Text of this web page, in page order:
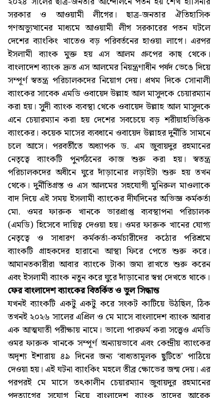
সরকার ও আওয়ামী লীগের। ছাত্র-জনতার ঐতিহাসিক
গণঅভ্যুত্থানের মাধ্যমে আওয়ামী লীগ সরকারের পতন ঘটলে
দেশের ব্যাংকিং খাতেও বড় পরিবর্তনের হাওয়া লাগে। এরপর
ইসলামী ব্যাংক মুক্ত হয় এস আলম গ্রুপের কাছ থেকে।
বাংলাদেশ ব্যাংক দ্রুত এস আলমের নিয়ন্ত্রণাধীন পর্ষদ ভেঙে দিয়ে
সম্পূর্ণ স্বতন্ত্র পরিচালকদের নিয়োগ দেয়। প্রথম দিকে সোনালী
ব্যাংকের সাবেক এমডি ওবায়েদ উল্লাহ আল মাসুদকে চেয়ারম্যান
করা হয়। সুুদী ব্যাংক ব্যবস্থা থেকে ওবায়েদ উল্লাহ আল মাসুদকে
এনে চেয়ারম্যান করা হয় দেশের সবচেয়ে বড় শরীয়াহভিত্তিক
ব্যাংকের। কয়েক মাসের ব্যবধানে ওবায়েদ উল্লাহর দুর্নীতি সামনে
চলে আসে। পরবর্তীতে অধ্যাপক ড. এম জুবায়দুর রহমানের
নেতৃত্বে ব্যাংকটি পুনর্গঠনের কাজ শুরু করা হয়। স্বতন্ত্র
পরিচালকদের অধীনে ঘুরে দাঁড়ানোর লড়াইটা শুরু হয় তখন
থেকে। দুর্নীতিগ্রস্ত ও এস আলমের সহযোগী মুনিরুল মাওলাকে
বাদ দিয়ে এই সময় ইসলামী ব্যাংকের দীর্ঘদিনের অভিজ্ঞ কর্মকর্তা
মো. ওমর ফারুক খানকে ভারপ্রাপ্ত ব্যবস্থাপনা পরিচালক
(এমডি) হিসেবে দায়িত্ব দেওয়া হয়। ওমর ফারুক খানের যোগ্য
নেতৃত্বে ও সাধারণ কর্মকর্তা-কর্মচারীদের কঠোর পরিশ্রমে
ব্যাংকটি গ্রাহকদের হারানো আস্থা ফিরে পেতে শুরু করে।
আমানতকারীরা আবার ব্যাংকে টাকা জমা রাখতে শুরু করেন
এবং ইসলামী ব্যাংক নতুন করে ঘুরে দাঁড়ানোর স্বপ্ন দেখতে থাকে।
ফের বাংলাদেশ ব্যাংকের বিতর্কিত ও ভুল সিদ্ধান্ত
যখনই ব্যাংকটি একটু একটু করে সংকট কাটিয়ে উঠছিল, ঠিক
তখনই ২০২৬ সালের এপ্রিল ও মে মাসে বাংলাদেশ ব্যাংক আবার
এক আত্মঘাতী পরীক্ষায় নামে। ভালো পারফর্ম করা সত্ত্বেও এমডি
ওমর ফারুক খানকে সম্পূর্ণ অন্যায়ভাবে এবং কেন্দ্রীয় ব্যাংকের
অদৃশ্য ইশারায় ৪৯ দিনের জন্য ‘বাধ্যতামূলক ছুটিতে’ পাঠিয়ে
দেওয়া হয়। এই ঘটনা ব্যাংকিং মহলে তীব্র ক্ষোভের জন্ম দেয়। এর
পরপরই মে মাসে তৎকালীন চেয়ারম্যান জুবায়দুর রহমানের